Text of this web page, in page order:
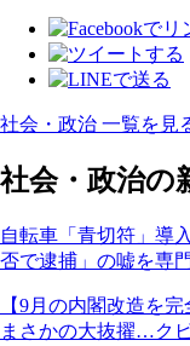
社会・政治 一覧を見
社会・政治の
自転車「青切符」導
否で逮捕」の嘘を専
【9月の内閣改造を
まさかの大抜擢…ク